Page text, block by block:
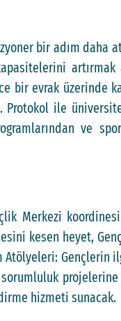
bir adım daha
evrak üzerinde
ile
ve spor
Merkezi
kesen heyet,
Atölyeleri:
projelerine
hizmeti sunacak.